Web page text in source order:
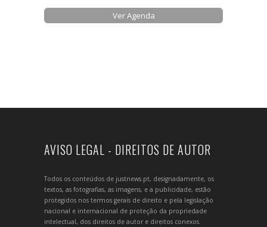
Ver Agenda
AVISO LEGAL - DIREITOS DE AUTOR
Todos os conteúdos de justnews.pt, designadamente, os
textos, as fotografias, as imagens, e a publicidade, estão
protegidos nos termos gerais de direito e pela legislação
nacional e internacional de proteção da propriedade
intelectual, dos direitos de autor e direitos conexos.